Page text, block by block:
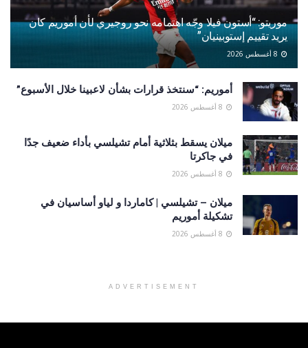
موريتو: “أستون فيلا وجّه اهتمامه نحو روجيري لأن أموريم كان
يريد تقييم إستوبينيان”
أموريم: “سنتخذ قرارات بشأن لاعبينا خلال الأسبوع”
ميلان يسقط بثلاثية أمام تشيلسي بأداء ضعيف جدًا
في جاكرتا
ميلان – تشيلسي | كاماردا و لياو أساسيان في
تشكيلة أموريم
ADVERTISEMENT